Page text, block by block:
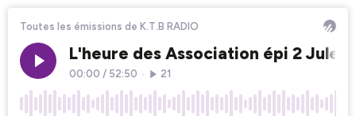
Toutes les émissions de K.T.B RADIO
L'heure des Association épi 2
00:00 / 52:50 21